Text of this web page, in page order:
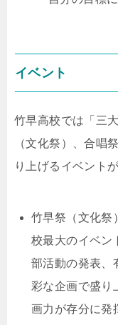
イベント
竹早高校では「三
（文化祭）、合唱
り上げるイベント
竹早祭（文化祭
校最大のイベン
部活動の発表、
彩な企画で盛り
画力が存分に発